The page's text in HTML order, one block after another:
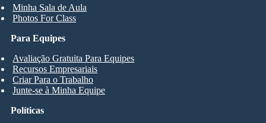
Minha Sala de Aula
Photos For Class
Para Equipes
Avaliação Gratuita Para Equipes
Recursos Empresariais
Criar Para o Trabalho
Junte-se à Minha Equipe
Políticas